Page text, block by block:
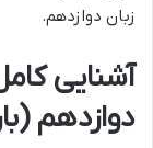
زبان دوازدهم.
آشنایی
دوازدهم